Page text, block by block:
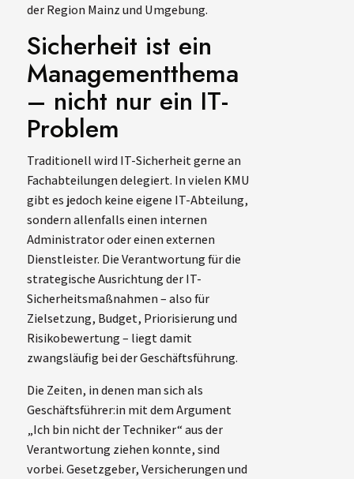
der Region Mainz und Umgebung.
Sicherheit ist ein
Managementthema
– nicht nur ein IT-
Problem
Traditionell wird IT-Sicherheit gerne an
Fachabteilungen delegiert. In vielen KMU
gibt es jedoch keine eigene IT-Abteilung,
sondern allenfalls einen internen
Administrator oder einen externen
Dienstleister. Die Verantwortung für die
strategische Ausrichtung der IT-
Sicherheitsmaßnahmen – also für
Zielsetzung, Budget, Priorisierung und
Risikobewertung – liegt damit
zwangsläufig bei der Geschäftsführung.
Die Zeiten, in denen man sich als
Geschäftsführer:in mit dem Argument
„Ich bin nicht der Techniker“ aus der
Verantwortung ziehen konnte, sind
vorbei. Gesetzgeber, Versicherungen und